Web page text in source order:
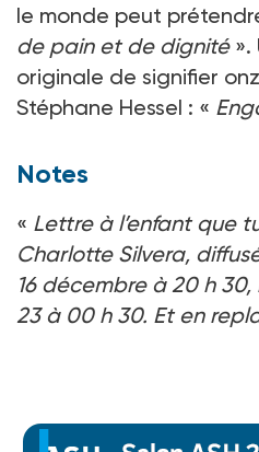
le monde peut
de pain et de dignité».
originale de signifier
Stéphane Hessel : «
Notes
« Lettre à l’enfant que
Charlotte Silvera,
16 décembre à 20 h 30,
23 à 00 h 30. Et en